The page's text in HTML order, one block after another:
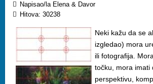
Napisao/la Elena & Davor
Hitova: 30238
Neki kažu da se
izgledao) mora
ili fotografija.
točku, mora imati
perspektivu,